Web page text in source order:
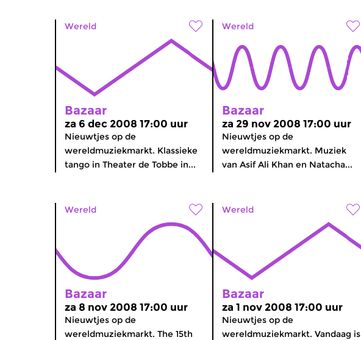
Wereld
Bazaar
za 6 dec 2008 17:00 uur
Nieuwtjes op de
wereldmuziekmarkt. Klassieke
tango in Theater de Tobbe in...
Wereld
Bazaar
za 29 nov 2008 17:00 uur
Nieuwtjes op de
wereldmuziekmarkt. Muziek
van Asif Ali Khan en Natacha...
Wereld
Bazaar
za 8 nov 2008 17:00 uur
Nieuwtjes op de
wereldmuziekmarkt. The 15th
Wereld
Bazaar
za 1 nov 2008 17:00 uur
Nieuwtjes op de
wereldmuziekmarkt. Vandaag is